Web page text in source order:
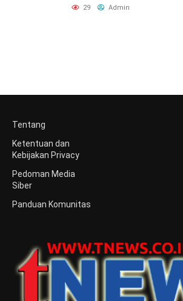
Silaturahmi
29 Admin
Tentang
Ketentuan dan
Kebijakan Privacy
Pedoman Media
Siber
Panduan Komunitas